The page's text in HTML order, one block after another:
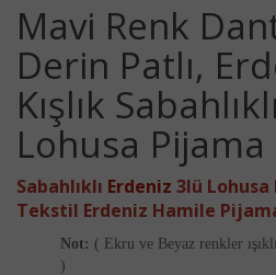
Mavi Renk
Derin Patlı,
Kışlık
Lohusa Pijama
Sabahlıklı Erdeniz 3lü Lohusa
Tekstil Erdeniz Hamile
Not: ( Ekru ve Beyaz renkler
)